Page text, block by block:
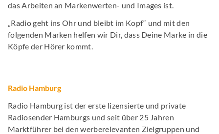
das Arbeiten an Markenwerten- und Images ist.
„Radio geht ins Ohr und bleibt im Kopf“ und mit den
folgenden Marken helfen wir Dir, dass Deine Marke in die
Köpfe der Hörer kommt.
Radio Hamburg
Radio Hamburg ist der erste lizensierte und private
Radiosender Hamburgs und seit über 25 Jahren
Marktführer bei den werberelevanten Zielgruppen und